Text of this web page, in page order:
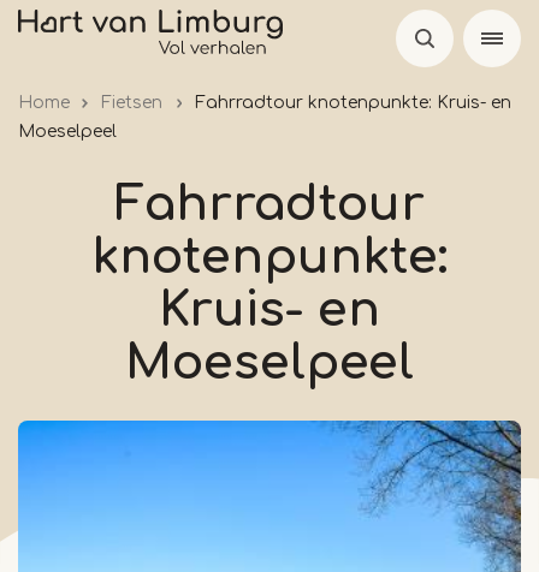
Skip
Home Fietsen
Fahrradtour knotenpunkte: Kruis- en
Moeselpeel
Fahrradtour
knotenpunkte:
Kruis- en
Moeselpeel